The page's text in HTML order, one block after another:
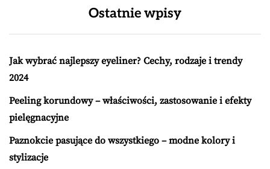
Ostatnie wpisy
Jak wybrać najlepszy eyeliner? Cechy, rodzaje i trendy
2024
Peeling korundowy – właściwości, zastosowanie i efekty
pielęgnacyjne
Paznokcie pasujące do wszystkiego – modne kolory i
stylizacje